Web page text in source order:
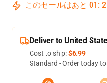
このセールはあと 01 :
Deliver to United
Cost to ship:$6.99
Standard - Order today